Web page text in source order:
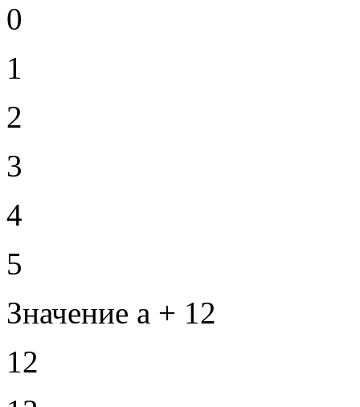
0
1
2
3
4
5
Значение а + 12
12